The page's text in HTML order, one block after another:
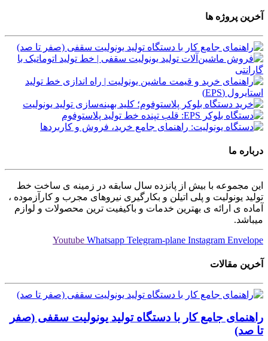
آخرین پروژه ها
درباره ما
این مجموعه با بیش از پانزده سال سابقه در زمینه ی ساخت خط
تولید یونولیت و پلی اتیلن و بکارگیری نیروهای مجرب و کارآزموده ،
آماده ی ارائه ی بهترین خدمات و باکیفیت ترین محصولات و لوازم
میباشد.
Youtube Whatsapp Telegram-plane Instagram Envelope
آخرین مقالات
راهنمای جامع کار با دستگاه تولید یونولیت سقفی (صفر
تا صد)